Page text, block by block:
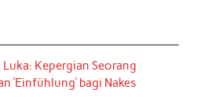
Luka: Kepergian Seorang
‘Einfühlung’ bagi Nakes